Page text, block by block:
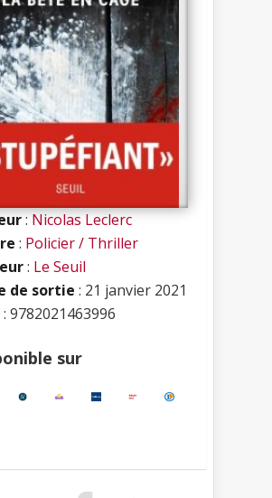
:Nicolas Leclerc
: Policier / Thriller
: Le Seuil
de sortie : 21 janvier 2021
: 9782021463996
sur